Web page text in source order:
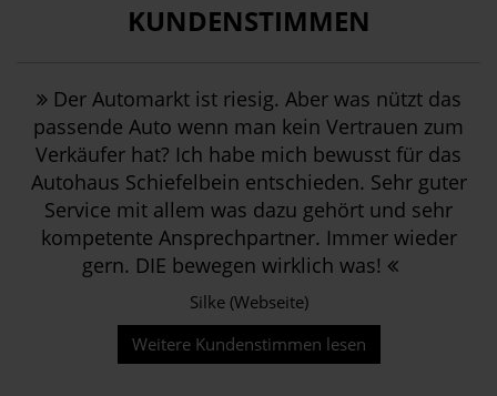
KUNDENSTIMMEN
Der Automarkt ist riesig. Aber was nützt das
passende Auto wenn man kein Vertrauen zum
Verkäufer hat? Ich habe mich bewusst für das
Autohaus Schiefelbein entschieden. Sehr guter
Service mit allem was dazu gehört und sehr
kompetente Ansprechpartner. Immer wieder
gern. DIE bewegen wirklich was!
Silke (Webseite)
Weitere Kundenstimmen lesen